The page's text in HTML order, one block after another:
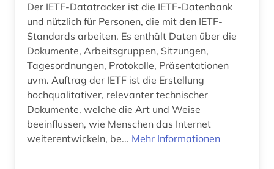
Der IETF-Datatracker ist die IETF-Datenbank
und nützlich für Personen, die mit den IETF-
Standards arbeiten. Es enthält Daten über die
Dokumente, Arbeitsgruppen, Sitzungen,
Tagesordnungen, Protokolle, Präsentationen
uvm. Auftrag der IETF ist die Erstellung
hochqualitativer, relevanter technischer
Dokumente, welche die Art und Weise
beeinflussen, wie Menschen das Internet
weiterentwickeln, be... Mehr Informationen